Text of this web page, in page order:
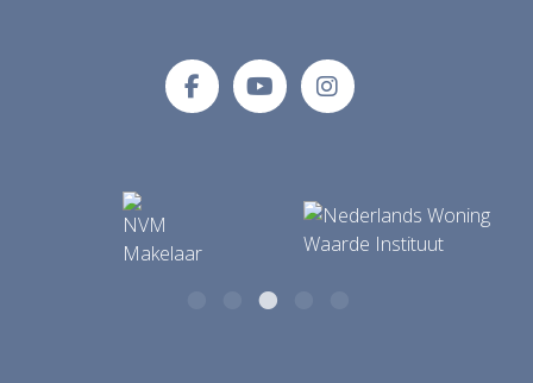
info@makelaardijnienoord.nl
Tolberterstraat 35 A